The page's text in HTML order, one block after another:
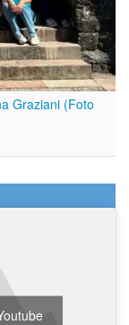
Graziani (Foto